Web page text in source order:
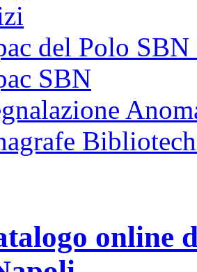
del Polo
SBN
online